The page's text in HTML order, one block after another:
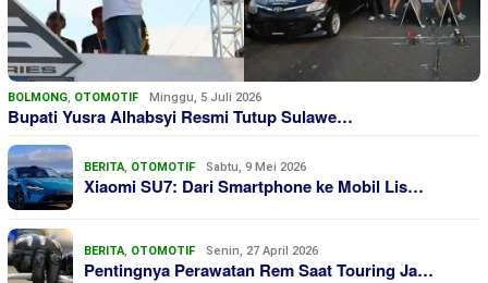
BOLMONG, OTOMOTIF Minggu, 5 Juli 2026
Bupati Yusra Alhabsyi Resmi Tutup Sulawe…
BERITA, OTOMOTIF Sabtu, 9 Mei 2026
Xiaomi SU7: Dari Smartphone ke Mobil Lis…
BERITA, OTOMOTIF Senin, 27 April 2026
Pentingnya Perawatan Rem Saat Touring Ja…